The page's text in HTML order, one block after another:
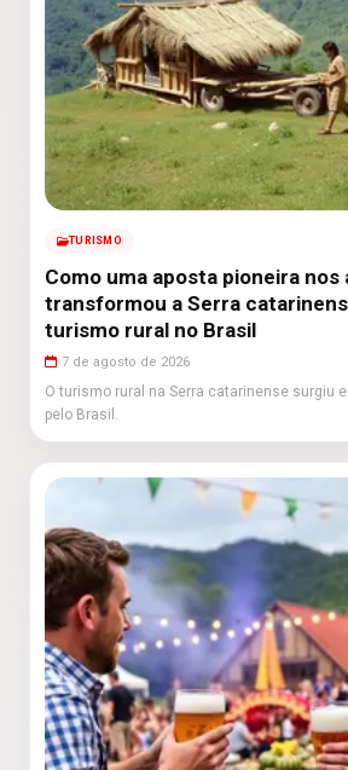
TURISMO
Como uma aposta pioneira nos
transformou a Serra
turismo rural no Brasil
7 de agosto de 2026
O turismo rural na Serra catarinense surgiu
pelo Brasil.